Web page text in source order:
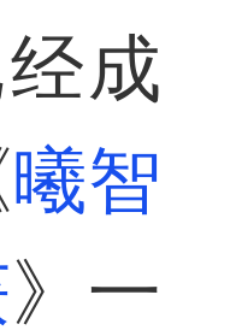
成
曦智
》一